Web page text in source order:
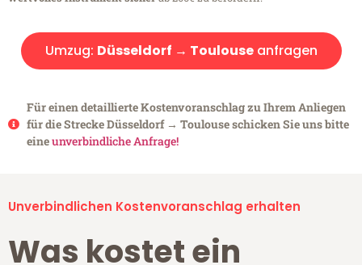
Umzug: Düsseldorf → Toulouseanfragen
Für einen detaillierte Kostenvoranschlag zu Ihrem Anliegen
für die Strecke Düsseldorf → Toulouse schicken Sie uns bitte
eineunverbindliche Anfrage!
Unverbindlichen Kostenvoranschlag erhalten
Was kostet ein